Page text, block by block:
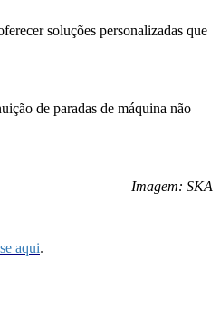
soluções personalizadas que
de paradas de máquina não
Imagem: SKA
aqui.